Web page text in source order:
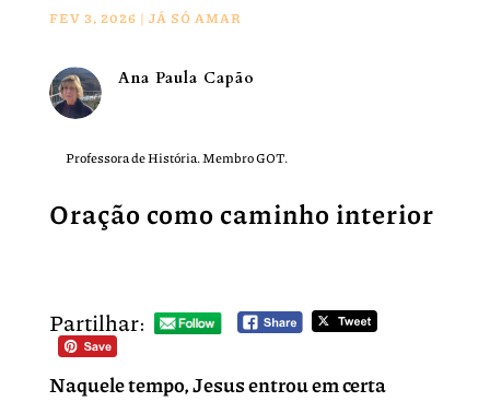
FEV 3, 2026 | JÁ SÓ AMAR
Ana Paula Capão
Professora de História. Membro GOT.
Oração como caminho interior
Partilhar:
Naquele tempo, Jesus entrou em certa